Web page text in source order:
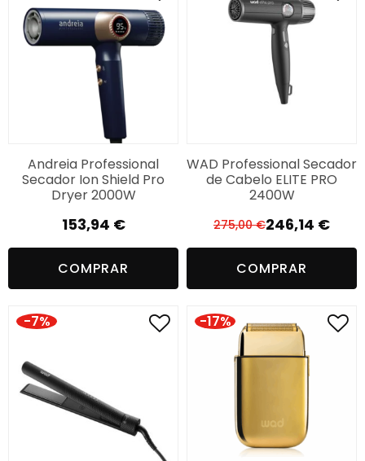
Andreia Professional
Secador Ion Shield Pro
Dryer 2000W
153,94 €
COMPRAR
WAD Professional Secador
de Cabelo ELITE PRO
2400W
275,00€ O
preço
original
era:
275,00 €.
246,14 €
O
preço
atual
é:
246,14 €.
COMPRAR
-7% -17%